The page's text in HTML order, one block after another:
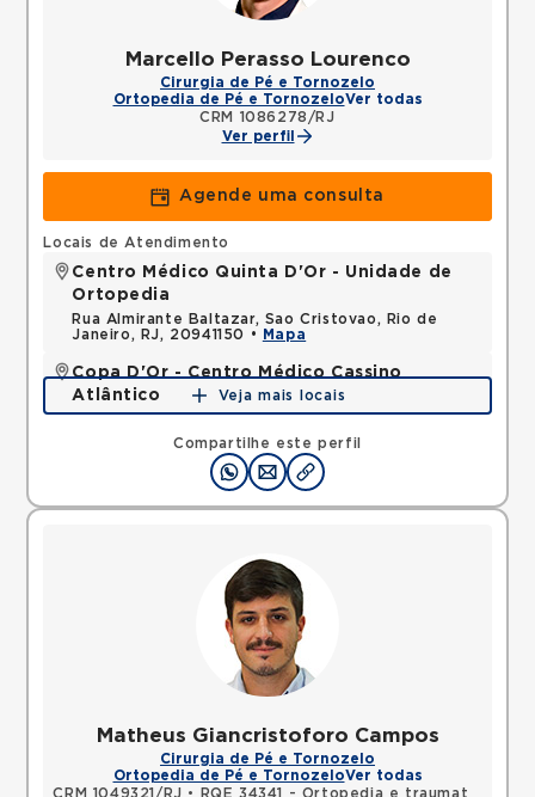
Marcello Perasso Lourenco
Cirurgia de Pé e Tornozelo
Ortopedia de Pé e TornozeloVer todas
CRM 1086278/RJ
Ver perfil
Agende uma consulta
Compartilhe este perfil
Locais de Atendimento
Centro Médico Quinta D'Or - Unidade de
Ortopedia
Rua Almirante Baltazar, Sao Cristovao, Rio de
Janeiro, RJ, 20941150 •
Mapa
Copa D'Or - Centro Médico Cassino
Atlântico
Avenida Atlantica, Copacabana, Rio de Janeiro, RJ,
22070002 •Mapa
Veja mais locais
Matheus Giancristoforo Campos
Cirurgia de Pé e Tornozelo
Ortopedia de Pé e TornozeloVer todas
CRM 1049321/RJ • RQE 34341 - Ortopedia e traumatologia